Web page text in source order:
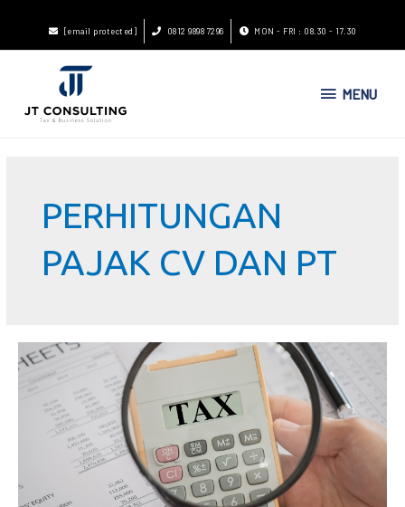
[email protected] 0812 9898 7296 MON - FRI : 08.30 - 17.30
MENU
PERHITUNGAN
PAJAK CV DAN PT